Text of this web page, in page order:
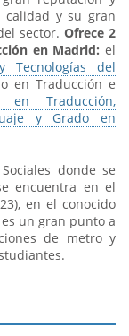
calidad y su gran
sector.Ofrece 2
en Madrid: el
Tecnologías del
en Traducción e
en Traducción,
y Grado en
donde se
encuentra en el
en el conocido
un gran punto a
de metro y